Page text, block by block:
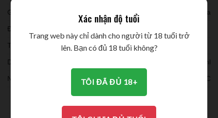
Giống nho: 85% Negroamaro - 15% Malvasia Nera
Đóng chai:
Thời gian ủ:
Dung tích: 750ml
Nồng độ: 14% ALC
Xác nhận độ tuổi
Trang web này chỉ dành cho người từ 18 tuổi trở
lên. Bạn có đủ 18 tuổi không?
TÔI ĐÃ ĐỦ 18+